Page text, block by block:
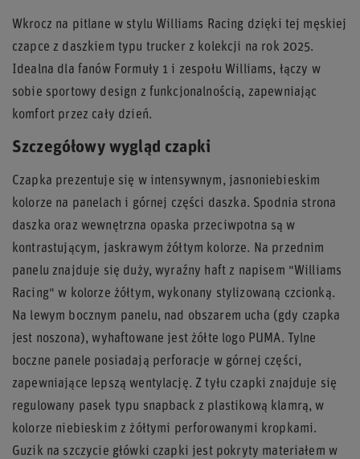
Wkrocz na pitlane w stylu Williams Racing dzięki tej męskiej
czapce z daszkiem typu trucker z kolekcji na rok 2025.
Idealna dla fanów Formuły 1 i zespołu Williams, łączy w
sobie sportowy design z funkcjonalnością, zapewniając
komfort przez cały dzień.
Szczegółowy wygląd czapki
Czapka prezentuje się w intensywnym, jasnoniebieskim
kolorze na panelach i górnej części daszka. Spodnia strona
daszka oraz wewnętrzna opaska przeciwpotna są w
kontrastującym, jaskrawym żółtym kolorze. Na przednim
panelu znajduje się duży, wyraźny haft z napisem "Williams
Racing" w kolorze żółtym, wykonany stylizowaną czcionką.
Na lewym bocznym panelu, nad obszarem ucha (gdy czapka
jest noszona), wyhaftowane jest żółte logo PUMA. Tylne
boczne panele posiadają perforacje w górnej części,
zapewniające lepszą wentylację. Z tyłu czapki znajduje się
regulowany pasek typu snapback z plastikową klamrą, w
kolorze niebieskim z żółtymi perforowanymi kropkami.
Guzik na szczycie główki czapki jest pokryty materiałem w